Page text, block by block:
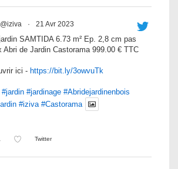
@iziva · 21 Avr 2023
SAMTIDA 6.73 m² Ep. 2,8 cm pas
Abri de Jardin Castorama 999.00 € TTC
ici - https://bit.ly/3owvuTk
#jardin #jardinage #Abridejardinenbois
#iziva #Castorama
Twitter